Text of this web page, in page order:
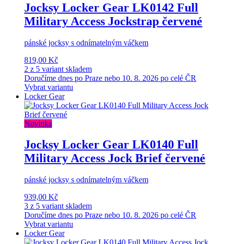
Jocksy Locker Gear LK0142 Full
Military Access Jockstrap červené
pánské jocksy s odnímatelným váčkem
819,00 Kč
2 z 5 variant skladem
Doručíme dnes po Praze nebo 10. 8. 2026 po celé ČR
Vybrat variantu
Locker Gear
Novinka
Jocksy Locker Gear LK0140 Full
Military Access Jock Brief červené
pánské jocksy s odnímatelným váčkem
939,00 Kč
3 z 5 variant skladem
Doručíme dnes po Praze nebo 10. 8. 2026 po celé ČR
Vybrat variantu
Locker Gear